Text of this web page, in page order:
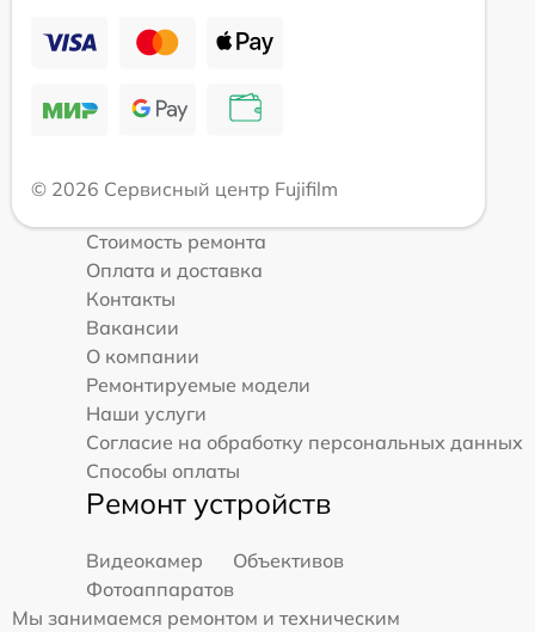
© 2026 Сервисный центр Fujifilm
Стоимость ремонта
Оплата и доставка
Контакты
Вакансии
О компании
Ремонтируемые модели
Наши услуги
Согласие на обработку персональных данных
Способы оплаты
Ремонт устройств
Видеокамер
Объективов
Фотоаппаратов
Мы занимаемся ремонтом и техническим